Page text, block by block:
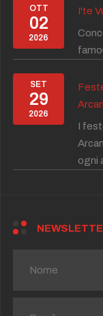
OTT
02
2026
I'te
SET
29
2026
I
ogni